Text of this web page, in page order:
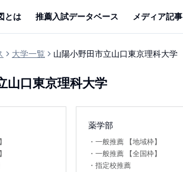
とは 推薦入試データベース メディア記事
大学一覧 山陽小野田市立山口東京理科大学
山口東京理科大学
薬学部
・ 一般推薦 【地域枠】
・ 一般推薦 【全国枠】
・ 指定校推薦